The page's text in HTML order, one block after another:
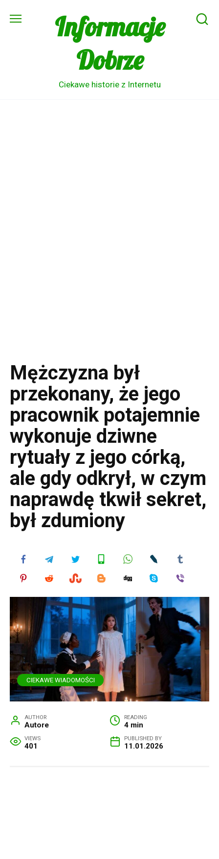
Informacje
Dobrze
Ciekawe historie z Internetu
Mężczyzna był
przekonany, że jego
pracownik potajemnie
wykonuje dziwne
rytuały z jego córką,
ale gdy odkrył, w czym
naprawdę tkwił sekret,
był zdumiony
CIEKAWE WIADOMOŚCI
AUTHOR
Autore
READING
4 min
VIEWS
401
PUBLISHED BY
11.01.2026